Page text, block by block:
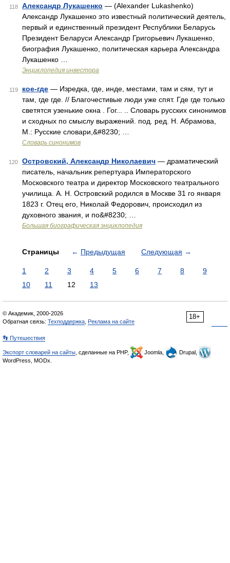
118 Александр Лукашенко — (Alexander Lukashenko)
Александр Лукашенко это известный политический деятель,
первый и единственный президент Республики Беларусь
Президент Беларуси Александр Григорьевич Лукашенко,
биография Лукашенко, политическая карьера Александра
Лукашенко …
Энциклопедия инвестора
119 кое-где — Изредка, где, инде, местами, там и сям, тут и
там, где где. // Благочестивые люди уже спят. Где где только
светятся узенькие окна . Гог... .. Словарь русских синонимов
и сходных по смыслу выражений. под. ред. Н. Абрамова,
М.: Русские словари,&#8230; …
Словарь синонимов
120 Островский, Александр Николаевич — драматический
писатель, начальник репертуара Императорского
Московского театра и директор Московского театрального
училища. А. Н. Островский родился в Москве 31 го января
1823 г. Отец его, Николай Федорович, происходил из
духовного звания, и по&#8230; …
Большая биографическая энциклопедия
Страницы ← Предыдущая Следующая →
1 2 3 4 5 6 7 8
9
10
11 12 13
18+
© Академик, 2000-2026
Обратная связь: Техподдержка Реклама на сайте
👣 Путешествия
Экспорт словарей на сайты , сделанные на PHP, Joomla,
Drupal,
WordPress, MODx.